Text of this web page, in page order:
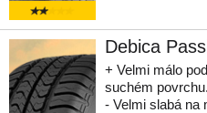
Debica
+ Velmi málo
suchém povrchu.
- Velmi slabá na